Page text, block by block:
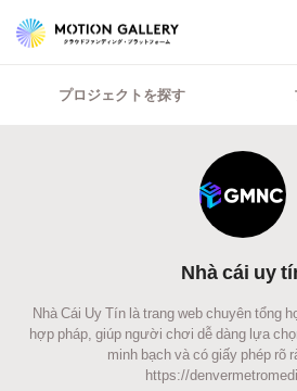
プロジェクトを探す
Nhà cái uy
Nhà Cái Uy Tín là trang web chuyên tổng
hợp pháp, giúp người chơi dễ dàng lựa
minh bạch và có giấy phép rõ
https://